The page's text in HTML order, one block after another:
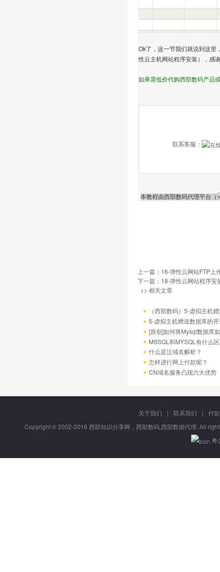
Ok了，这一节我们就说到这里
性云主机网站程序安装 ），感
如果需低价代购西部数码产品
联系客服：
本教程由西部数码代理平台（
上一篇： 16-弹性云网站FTP上
下一篇： 18-弹性云网站程序安
>> 相关文章
（西部数码）5-虚拟主机
5-虚拟主机赠送数据库的
[原创]如何将Mysql数据库
MSSQL和MYSQL有什么
什么是泛域名解析？
怎样进行网上付款呢？
CN域名服务凸现六大优势
关于我们 | 联系我们 |
付
Copyright © 2002-2016 西部知识分享网，西部数码,西部数据代理, All
粤